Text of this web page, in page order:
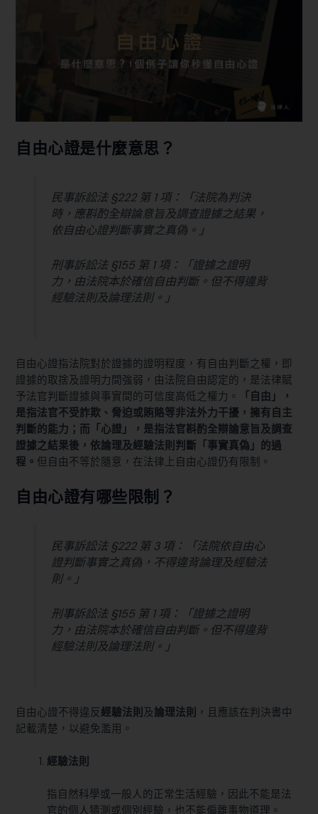
自由心證是什麼意思？
民事訴訟法 §222第 1 項：「法院為判決
時，應斟酌全辯論意旨及調查證據之結果，
依自由心證判斷事實之真偽。」
刑事訴訟法 §155第 1 項：「證據之證明
力，由法院本於確信自由判斷。但不得違背
經驗法則及論理法則。」
自由心證指法院對於證據的證明程度，有自由判斷之權，即
證據的取捨及證明力間強弱，由法院自由認定的，是法律賦
予法官判斷證據與事實間的可信度高低之權力。
「自由」，
是指法官不受詐欺、脅迫或賄賂等非法外力干擾，擁有自主
判斷的能力；而「心證」，是指法官斟酌全辯論意旨及調查
證據之結果後，依論理及經驗法則判斷「事實真偽」的過
程。 但自由不等於隨意，在法律上自由心證仍有限制。
自由心證有哪些限制？
民事訴訟法 §222第 3 項：「法院依自由心
證判斷事實之真偽，不得違背論理及經驗法
則。」
刑事訴訟法 §155第 1 項：「證據之證明
力，由法院本於確信自由判斷。但不得違背
經驗法則及論理法則。」
自由心證不得違反經驗法則 及論理法則 ，且應該在判決書中
記載清楚，以避免濫用。
經驗法則
指自然科學或一般人的正常生活經驗，因此不能是法
官的個人猜測或個別經驗，也不能偏離事物道理。